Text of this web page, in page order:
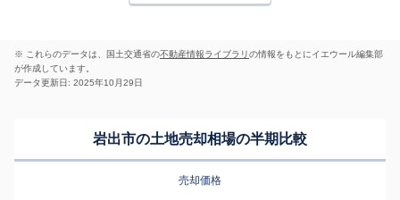
※ これらのデータは、国土交通省の不動産情報ライブラリの情報をもとにイエウール編集部
が作成しています。
データ更新日: 2025年10月29日
岩出市の土地売却相場の半期比較
売却価格